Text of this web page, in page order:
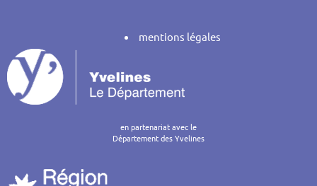
mentions légales
en partenariat avec le
Département des Yvelines